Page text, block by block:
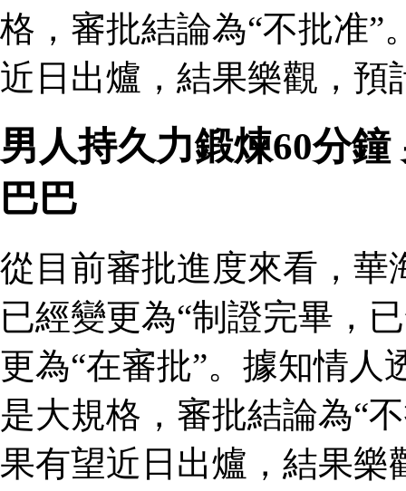
格，審批結論為“不批准”
近日出爐，結果樂觀，預
男人持久力鍛煉60分
巴巴
從目前審批進度來看，華
已經變更為“制證完畢，
更為“在審批”。據知情
是大規格，審批結論為“
果有望近日出爐，結果樂